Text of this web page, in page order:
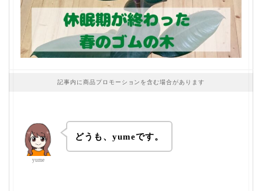
記事内に商品プロモーションを含む場合があります
yume
どうも、yumeです。